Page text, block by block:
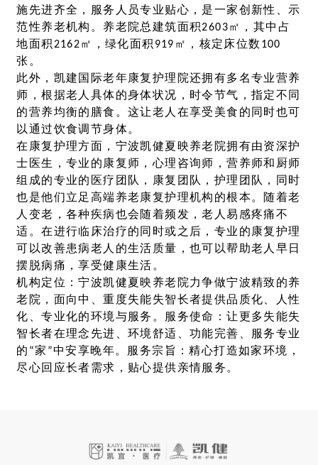
施先进齐全，服务人员专业贴心，是一家创新性、示
范性养老机构。养老院总建筑面积2603㎡，其中占
地面积2162㎡，绿化面积919㎡，核定床位数100
张。
此外，凯建国际老年康复护理院还拥有多名专业营养
师，根据老人具体的身体状况，时令节气，指定不同
的营养均衡的膳食。这让老人在享受美食的同时也可
以通过饮食调节身体。
在康复护理方面，宁波凯健夏映养老院拥有由资深护
士医生，专业的康复师，心理咨询师，营养师和厨师
组成的专业的医疗团队，康复团队，护理团队，同时
也是他们立足高端养老康复护理机构的根本。随着老
人变老，各种疾病也会随着频发，老人易感疼痛不
适。在进行临床治疗的同时或之后，专业的康复护理
可以改善患病老人的生活质量，也可以帮助老人早日
摆脱病痛，享受健康生活。
机构定位：宁波凯健夏映养老院力争做宁波精致的养
老院，面向中、重度失能失智长者提供品质化、人性
化、专业化的环境与服务。服务使命：让更多失能失
智长者在理念先进、环境舒适、功能完善、服务专业
的“家”中安享晚年。服务宗旨：精心打造如家环境，
尽心回应长者需求，贴心提供亲情服务。